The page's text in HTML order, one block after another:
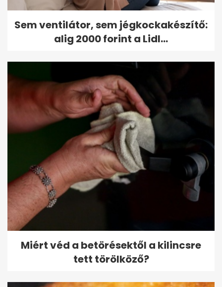
Sem ventilátor, sem jégkockakészítő:
alig 2000 forint a Lidl...
Miért véd a betörésektől a kilincsre
tett törölköző?